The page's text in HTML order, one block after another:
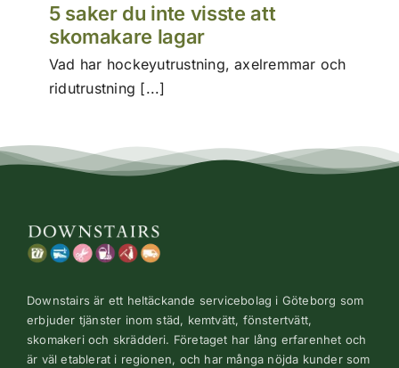
5 saker du inte visste att
skomakare lagar
Vad har hockeyutrustning, axelremmar och
ridutrustning [...]
Downstairs är ett heltäckande servicebolag i Göteborg som
erbjuder tjänster inom städ, kemtvätt, fönstertvätt,
skomakeri och skrädderi. Företaget har lång erfarenhet och
är väl etablerat i regionen, och har många nöjda kunder som